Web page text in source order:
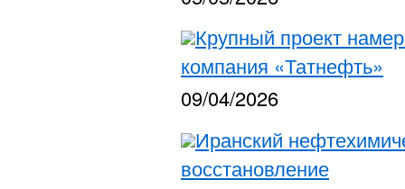
Крупный проект
компания «Татнефть»
09/04/2026
Иранский
восстановление